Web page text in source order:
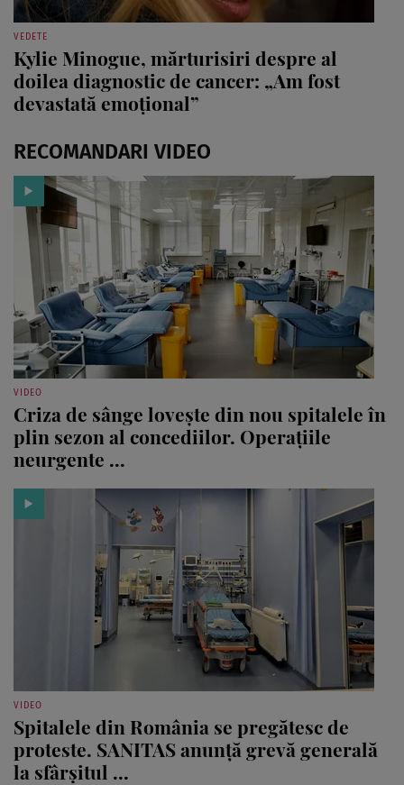
VEDETE
Kylie Minogue, mărturisiri despre al
doilea diagnostic de cancer: „Am fost
devastată emoțional”
RECOMANDARI VIDEO
VIDEO
Criza de sânge lovește din nou spitalele în
plin sezon al concediilor. Operațiile
neurgente ...
VIDEO
Spitalele din România se pregătesc de
proteste. SANITAS anunță grevă generală
la sfârșitul ...